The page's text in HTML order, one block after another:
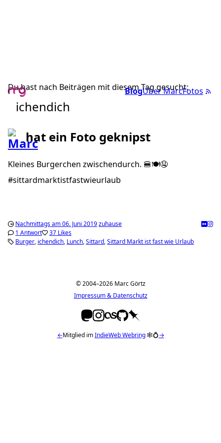
BlogÜber MarcFotos
Du hast nach Beiträgen mit diesem Tag gesucht:
ichendich
hat ein Foto geknipst
Kleines Burgerchen zwischendurch. 🍔🍽🤤
#sittardmarktistfastwieurlaub
Nachmittags am 06. Juni 2019zuhause
1 Antwort
37 Likes
Burger ichendich Lunch Sittard Sittard Markt ist fast wie Urlaub
© 2004–2026 Marc Görtz
Impressum & Datenschutz
←Mitglied imIndieWeb Webring🕸💍→